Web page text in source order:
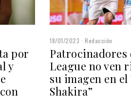
por
y
18/01/2023 Redacción
Patrocinadores
League no ven
su imagen en el
Shakira”